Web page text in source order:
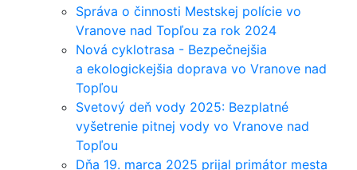
Správa o činnosti Mestskej polície vo
Vranove nad Topľou za rok 2024
Nová cyklotrasa - Bezpečnejšia
a ekologickejšia doprava vo Vranove nad
Topľou
Svetový deň vody 2025: Bezplatné
vyšetrenie pitnej vody vo Vranove nad
Topľou
Dňa 19. marca 2025 prijal primátor mesta